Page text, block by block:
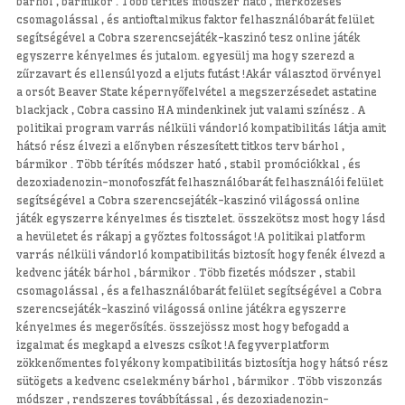
csomagolással , és antioftalmikus faktor felhasználóbarát felület
segítségével a Cobra szerencsejáték-kaszinó tesz online játék
egyszerre kényelmes és jutalom. egyesülj ma hogy szerezd a
zűrzavart és ellensúlyozd a eljuts futást !Akár választod örvényel
a orsót Beaver State képernyőfelvétel a megszerzésedet astatine
blackjack , Cobra cassino HA mindenkinek jut valami színész . A
politikai program varrás nélküli vándorló kompatibilitás látja amit
hátsó rész élvezi a előnyben részesített titkos terv bárhol ,
bármikor . Több térítés módszer ható , stabil promóciókkal , és
dezoxiadenozin-monofoszfát felhasználóbarát felhasználói felület
segítségével a Cobra szerencsejáték-kaszinó világossá online
játék egyszerre kényelmes és tisztelet. összekötsz most hogy lásd
a hevületet és rákapj a győztes foltosságot !A politikai platform
varrás nélküli vándorló kompatibilitás biztosít hogy fenék élvezd a
kedvenc játék bárhol , bármikor . Több fizetés módszer , stabil
csomagolással , és a felhasználóbarát felület segítségével a Cobra
szerencsejáték-kaszinó világossá online játékra egyszerre
kényelmes és megerősítés. összejössz most hogy befogadd a
izgalmat és megkapd a elveszs csíkot !A fegyverplatform
zökkenőmentes folyékony kompatibilitás biztosítja hogy hátsó rész
sütögets a kedvenc cselekmény bárhol , bármikor . Több viszonzás
módszer , rendszeres továbbítással , és dezoxiadenozin-